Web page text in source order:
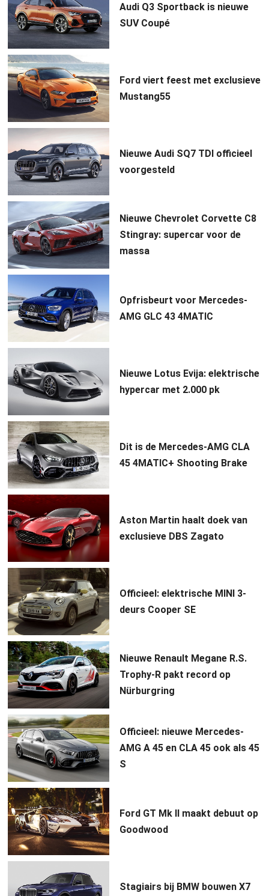
Audi Q3 Sportback is nieuwe
SUV Coupé
Ford viert feest met exclusieve
Mustang55
Nieuwe Audi SQ7 TDI officieel
voorgesteld
Nieuwe Chevrolet Corvette C8
Stingray: supercar voor de
massa
Opfrisbeurt voor Mercedes-
AMG GLC 43 4MATIC
Nieuwe Lotus Evija: elektrische
hypercar met 2.000 pk
Dit is de Mercedes-AMG CLA
45 4MATIC+ Shooting Brake
Aston Martin haalt doek van
exclusieve DBS Zagato
Officieel: elektrische MINI 3-
deurs Cooper SE
Nieuwe Renault Megane R.S.
Trophy-R pakt record op
Nürburgring
Officieel: nieuwe Mercedes-
AMG A 45 en CLA 45 ook als 45
S
Ford GT Mk II maakt debuut op
Goodwood
Stagiairs bij BMW bouwen X7